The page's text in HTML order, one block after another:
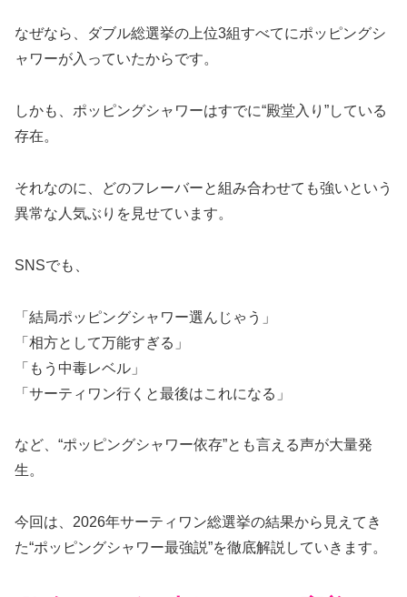
なぜなら、ダブル総選挙の上位3組すべてにポッピングシ
ャワーが入っていたからです。
しかも、ポッピングシャワーはすでに“殿堂入り”している
存在。
それなのに、どのフレーバーと組み合わせても強いという
異常な人気ぶりを見せています。
SNSでも、
「結局ポッピングシャワー選んじゃう」
「相方として万能すぎる」
「もう中毒レベル」
「サーティワン行くと最後はこれになる」
など、“ポッピングシャワー依存”とも言える声が大量発
生。
今回は、2026年サーティワン総選挙の結果から見えてき
た“ポッピングシャワー最強説”を徹底解説していきます。